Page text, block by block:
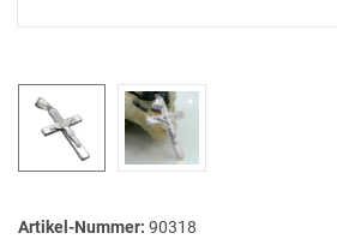
Artikel-Nummer: 90318